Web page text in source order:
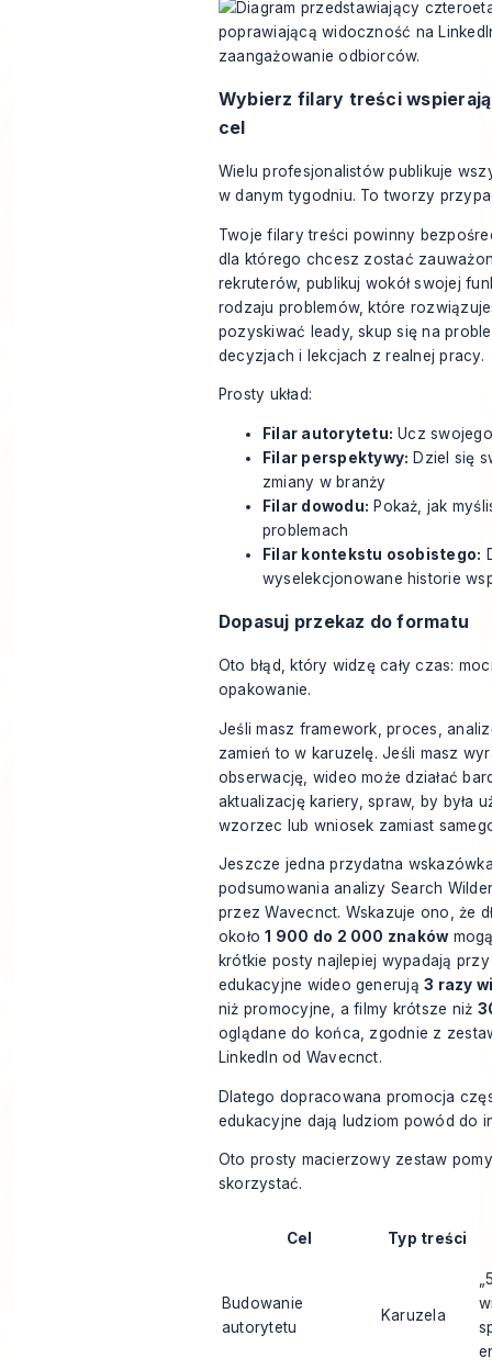
Wybierz filary treści
cel
Wielu profesjonalistów publikuje
w danym tygodniu. To tworzy
Twoje filary treści powinny
dla którego chcesz zostać
rekruterów, publikuj wokół swojej
rodzaju problemów, które
pozyskiwać leady, skup się na
decyzjach i lekcjach z realnej pracy.
Prosty układ:
Filar autorytetu: Ucz
Filar perspektywy: Dziel się
zmiany w branży
Filar dowodu: Pokaż, jak
problemach
Filar kontekstu osobistego:
wyselekcjonowane historie
Dopasuj przekaz do formatu
Oto błąd, który widzę cały czas:
opakowanie.
Jeśli masz framework, proces,
zamień to w karuzelę. Jeśli masz
obserwację, wideo może działać
aktualizację kariery, spraw, by była
wzorzec lub wniosek zamiast
Jeszcze jedna przydatna
podsumowania analizy Search
przez Wavecnct. Wskazuje ono, że
około1 900 do 2 000 znaków
krótkie posty najlepiej wypadają
edukacyjne wideo generują3 razy
niż promocyjne, a filmy krótsze niż
oglądane do końca, zgodnie z
LinkedIn od Wavecnct.
Dlatego dopracowana promocja
edukacyjne dają ludziom powód do
Oto prosty macierzowy zestaw
skorzystać.
Cel Typ treści
Budowanie
autorytetu
Karuzela